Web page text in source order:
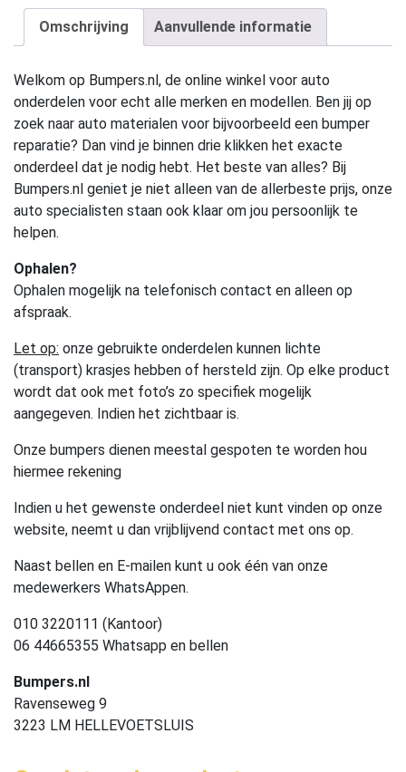
Omschrijving Aanvullende informatie
Welkom op Bumpers.nl, de online winkel voor auto
onderdelen voor echt alle merken en modellen. Ben jij op
zoek naar auto materialen voor bijvoorbeeld een bumper
reparatie? Dan vind je binnen drie klikken het exacte
onderdeel dat je nodig hebt. Het beste van alles? Bij
Bumpers.nl geniet je niet alleen van de allerbeste prijs, onze
auto specialisten staan ook klaar om jou persoonlijk te
helpen.
Ophalen?
Ophalen mogelijk na telefonisch contact en alleen op
afspraak.
Let op: onze gebruikte onderdelen kunnen lichte
(transport) krasjes hebben of hersteld zijn. Op elke product
wordt dat ook met foto’s zo specifiek mogelijk
aangegeven. Indien het zichtbaar is.
Onze bumpers dienen meestal gespoten te worden hou
hiermee rekening
Indien u het gewenste onderdeel niet kunt vinden op onze
website, neemt u dan vrijblijvend contact met ons op.
Naast bellen en E-mailen kunt u ook één van onze
medewerkers WhatsAppen.
010 3220111 (Kantoor)
06 44665355 Whatsapp en bellen
Bumpers.nl
Ravenseweg 9
3223 LM HELLEVOETSLUIS